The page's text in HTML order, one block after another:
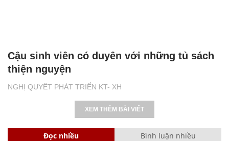
NGHỊ QUYẾT PHÁT TRIỂN KT- XH
Cậu sinh viên có duyên với những tủ sách
thiện nguyện
XEM THÊM BÀI VIẾT
Đọc nhiều Bình luận nhiều